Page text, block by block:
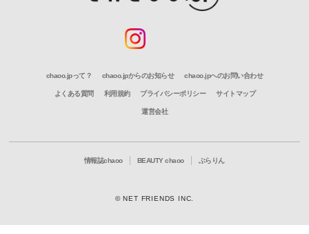
chaoo.jpって？ chaoo.jpからのお知らせ chaoo.jpへのお問い合わせ
よくある質問 利用規約 プライバシーポリシー サイトマップ
運営会社
情報誌chaoo BEAUTY chaoo ぶらりん
© NET FRIENDS INC.